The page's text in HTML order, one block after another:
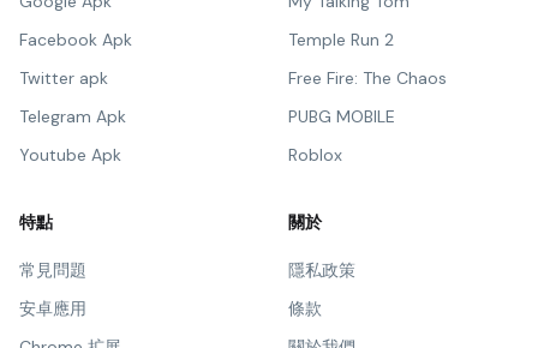
Facebook Apk
Twitter apk
Telegram Apk
Youtube Apk
Temple Run 2
Free Fire: The Chaos
PUBG MOBILE
Roblox
特點
常見問題
安卓應用
關於
隱私政策
條款